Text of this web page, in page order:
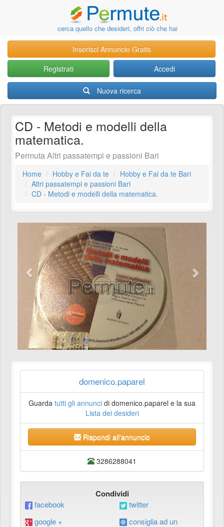
cerca quello che desideri, offri ciò che hai
Inserisci Annuncio Gratis
Registrati
Accedi
Nuova ricerca
CD - Metodi e modelli della
matematica.
Permuta Altri passatempi e passioni Bari
Home Hobby e Fai da te
Hobby e Fai da te Bari
Altri passatempi e passioni Bari
CD - Metodi e modelli della matematica.
domenico.paparel
Guarda tutti gli annunci di domenico.paparel e la sua
Lista dei desideri
Rispondi all'annuncio
3286288041
Condividi
facebook
twitter
google +
consiglia ad un